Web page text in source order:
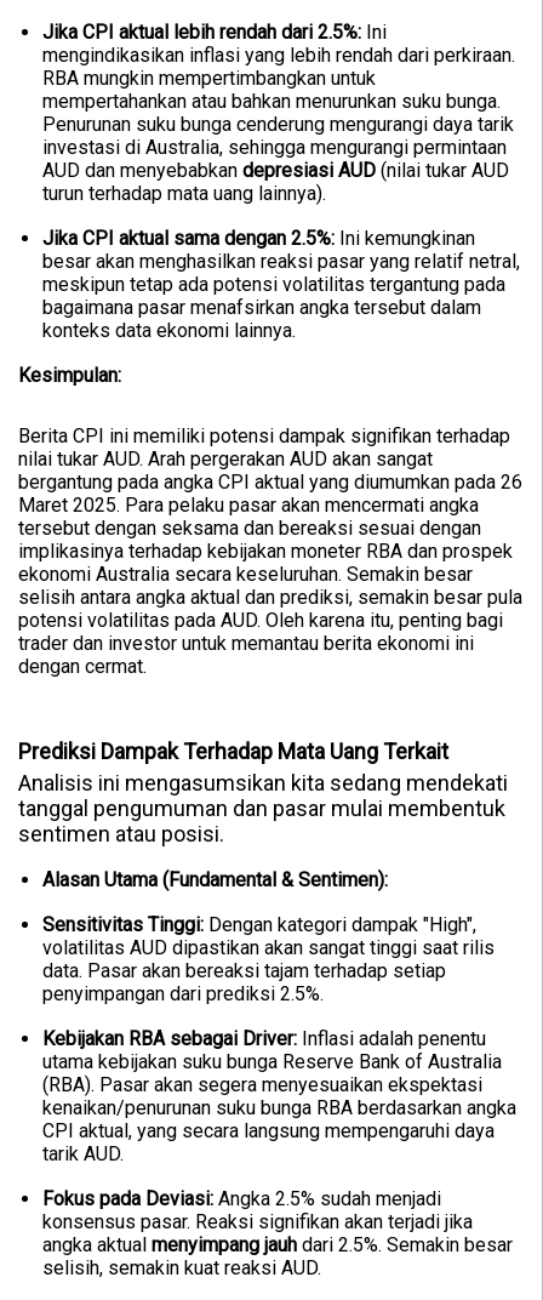
Jika CPI aktual lebih rendah dari 2.5%: Ini
mengindikasikan inflasi yang lebih rendah dari perkiraan.
RBA mungkin mempertimbangkan untuk
mempertahankan atau bahkan menurunkan suku bunga.
Penurunan suku bunga cenderung mengurangi daya tarik
investasi di Australia, sehingga mengurangi permintaan
AUD dan menyebabkan depresiasi AUD (nilai tukar AUD
turun terhadap mata uang lainnya).
Jika CPI aktual sama dengan 2.5%: Ini kemungkinan
besar akan menghasilkan reaksi pasar yang relatif netral,
meskipun tetap ada potensi volatilitas tergantung pada
bagaimana pasar menafsirkan angka tersebut dalam
konteks data ekonomi lainnya.
Kesimpulan:
Berita CPI ini memiliki potensi dampak signifikan terhadap
nilai tukar AUD. Arah pergerakan AUD akan sangat
bergantung pada angka CPI aktual yang diumumkan pada 26
Maret 2025. Para pelaku pasar akan mencermati angka
tersebut dengan seksama dan bereaksi sesuai dengan
implikasinya terhadap kebijakan moneter RBA dan prospek
ekonomi Australia secara keseluruhan. Semakin besar
selisih antara angka aktual dan prediksi, semakin besar pula
potensi volatilitas pada AUD. Oleh karena itu, penting bagi
trader dan investor untuk memantau berita ekonomi ini
dengan cermat.
Prediksi Dampak Terhadap Mata Uang Terkait
Analisis ini mengasumsikan kita sedang mendekati
tanggal pengumuman dan pasar mulai membentuk
sentimen atau posisi.
Alasan Utama (Fundamental & Sentimen):
Sensitivitas Tinggi: Dengan kategori dampak "High",
volatilitas AUD dipastikan akan sangat tinggi saat rilis
data. Pasar akan bereaksi tajam terhadap setiap
penyimpangan dari prediksi 2.5%.
Kebijakan RBA sebagai Driver: Inflasi adalah penentu
utama kebijakan suku bunga Reserve Bank of Australia
(RBA). Pasar akan segera menyesuaikan ekspektasi
kenaikan/penurunan suku bunga RBA berdasarkan angka
CPI aktual, yang secara langsung mempengaruhi daya
tarik AUD.
Fokus pada Deviasi: Angka 2.5% sudah menjadi
konsensus pasar. Reaksi signifikan akan terjadi jika
angka aktual menyimpang jauh dari 2.5%. Semakin besar
selisih, semakin kuat reaksi AUD.